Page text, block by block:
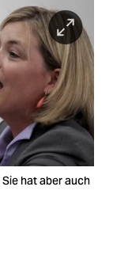
hat aber auch